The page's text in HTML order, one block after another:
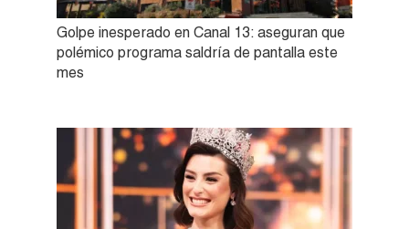
Golpe inesperado en Canal 13: aseguran que
polémico programa saldría de pantalla este
mes